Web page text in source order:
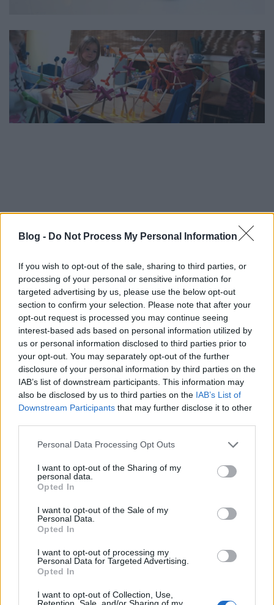
Blog - Do Not Process My Personal Information
If you wish to opt-out of the sale, sharing to third parties, or
processing of your personal or sensitive information for
targeted advertising by us, please use the below opt-out
section to confirm your selection. Please note that after your
opt-out request is processed you may continue seeing
interest-based ads based on personal information utilized by
us or personal information disclosed to third parties prior to
your opt-out. You may separately opt-out of the further
disclosure of your personal information by third parties on the
IAB’s list of downstream participants. This information may
also be disclosed by us to third parties on the IAB’s List of
Downstream Participants that may further disclose it to other
Please note that this website/app uses one or more Google
not limited to your visit or usage behaviour. You may click to
grant or deny consent to Google and its third-party tags to
use your data for below specified purposes in below Google
consent section.
Personal Data Processing Opt Outs
I want to opt-out of the Sharing of my
personal data.
Opted In
I want to opt-out of the Sale of my
Personal Data.
Opted In
I want to opt-out of processing my
Personal Data for Targeted Advertising.
Opted In
I want to opt-out of Collection, Use,
Retention, Sale, and/or Sharing of my
Forrás:Kickstarter
Címkék:design játék lego kreativ építő
Ajánlott bejegyzések:
Jótékonyságból épült márka
gyerekeknek, gyerekekért!